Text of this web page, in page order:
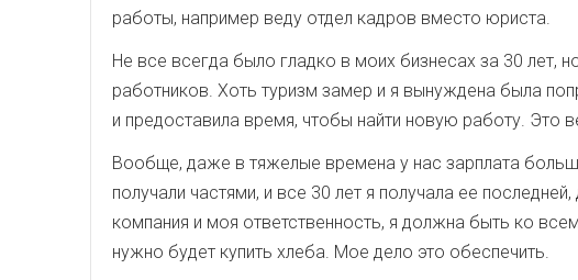
работы, например веду отдел кадров вместо юриста.
Не все всегда было гладко в моих бизнесах за 30 лет,
работников. Хоть туризм замер и я вынуждена была
и предоставила время, чтобы найти новую работу. Это
Вообще, даже в тяжелые времена у нас зарплата
получали частями, и все 30 лет я получала ее
компания и моя ответственность, я должна быть ко
нужно будет купить хлеба. Мое дело это обеспечить.